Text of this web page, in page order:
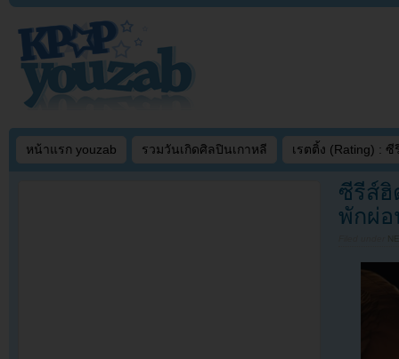
หน้าแรก youzab รวมวันเกิดศิลปินเกาหลี เรตติ้ง (Rating) : ซี
ซีรีส์ฮิ
พักผ่อ